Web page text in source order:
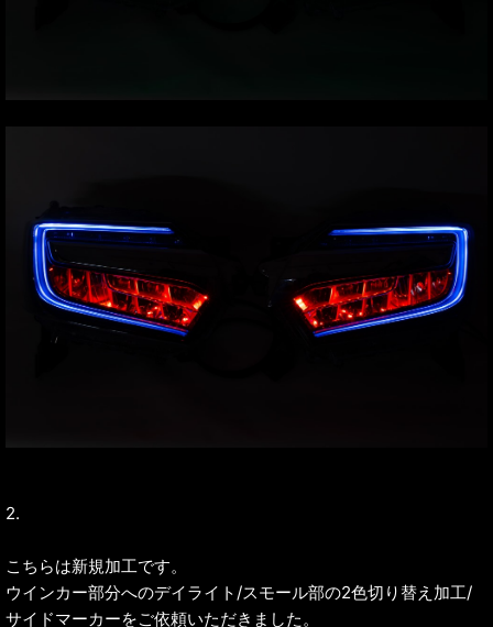
2.
こちらは新規加工です。
ウインカー部分へのデイライト/スモール部の2色切り替え加工/
サイドマーカーをご依頼いただきました。